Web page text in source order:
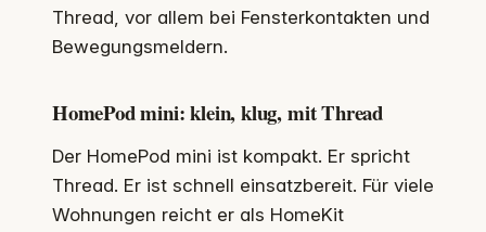
Thread, vor allem bei Fensterkontakten und
Bewegungsmeldern.
HomePod mini: klein, klug, mit Thread
Der HomePod mini ist kompakt. Er spricht
Thread. Er ist schnell einsatzbereit. Für viele
Wohnungen reicht er als HomeKit